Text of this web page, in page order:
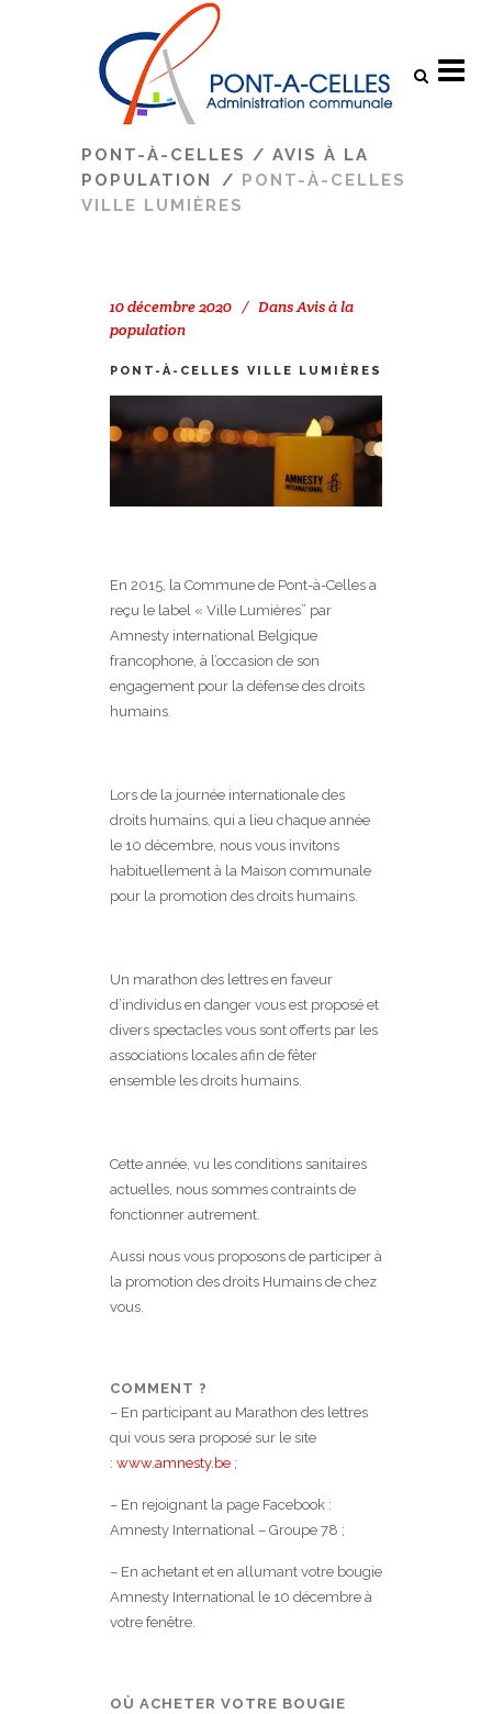
PONT-À-CELLES / AVIS À LA
POPULATION
/ PONT-À-CELLES
VILLE LUMIÈRES
10 décembre 2020 DansAvis à la
population
PONT-À-CELLES VILLE LUMIÈRES
En 2015, la Commune de Pont-à-Celles a
reçu le label « Ville Lumières” par
Amnesty international Belgique
francophone, à l’occasion de son
engagement pour la défense des droits
humains.
Lors de la journée internationale des
droits humains, qui a lieu chaque année
le 10 décembre, nous vous invitons
habituellement à la Maison communale
pour la promotion des droits humains.
Un marathon des lettres en faveur
d’individus en danger vous est proposé et
divers spectacles vous sont offerts par les
associations locales afin de fêter
ensemble les droits humains.
Cette année, vu les conditions sanitaires
actuelles, nous sommes contraints de
fonctionner autrement.
Aussi nous vous proposons de participer à
la promotion des droits Humains de chez
vous.
COMMENT ?
– En participant au Marathon des lettres
qui vous sera proposé sur le site
: www.amnesty.be ;
– En rejoignant la page Facebook :
Amnesty International – Groupe 78 ;
– En achetant et en allumant votre bougie
Amnesty International le 10 décembre à
votre fenêtre.
OÙ ACHETER VOTRE BOUGIE